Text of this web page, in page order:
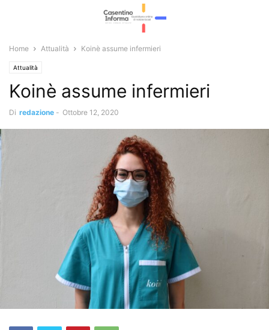
Home Attualità Koinè assume infermieri
Attualità
Koinè assume infermieri
Di redazione - Ottobre 12, 2020